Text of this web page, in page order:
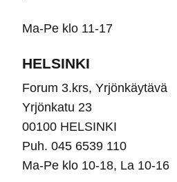
Ma-Pe klo 11-17
HELSINKI
Forum 3.krs, Yrjönkäytävä
Yrjönkatu 23
00100 HELSINKI
Puh. 045 6539 110
Ma-Pe klo 10-18, La 10-16